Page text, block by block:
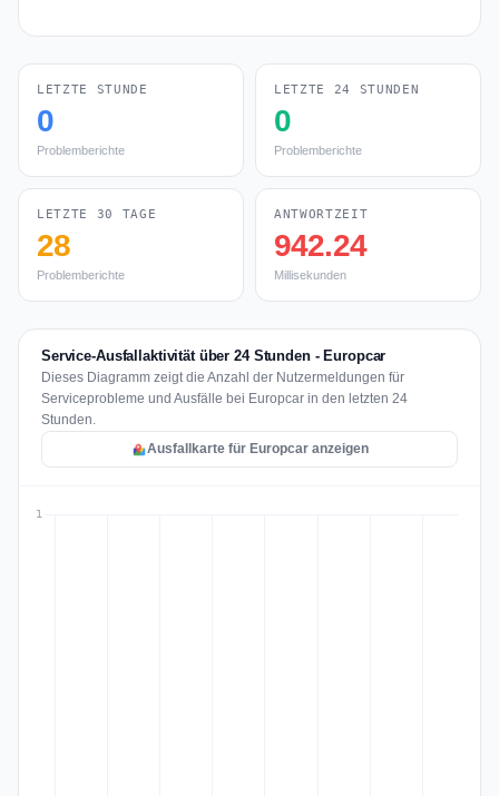
LETZTE STUNDE
0
Problemberichte
LETZTE 24 STUNDEN
0
Problemberichte
LETZTE 30 TAGE
28
Problemberichte
ANTWORTZEIT
942.24
Millisekunden
Service-Ausfallaktivität über 24 Stunden - Europcar
Dieses Diagramm zeigt die Anzahl der Nutzermeldungen für
Serviceprobleme und Ausfälle bei Europcar in den letzten 24
Stunden.
Ausfallkarte für Europcar anzeigen